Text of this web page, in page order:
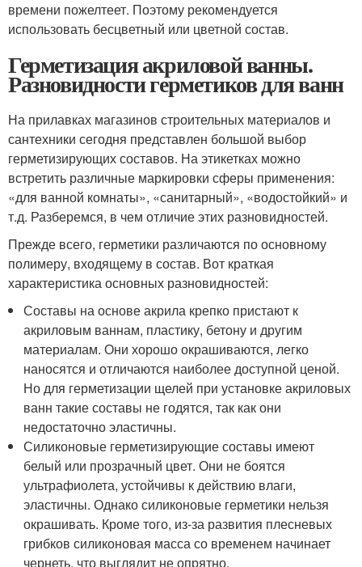
времени пожелтеет. Поэтому рекомендуется
использовать бесцветный или цветной состав.
Герметизация акриловой ванны.
Разновидности герметиков для ванн
На прилавках магазинов строительных материалов и
сантехники сегодня представлен большой выбор
герметизирующих составов. На этикетках можно
встретить различные маркировки сферы применения:
«для ванной комнаты», «санитарный», «водостойкий» и
т.д. Разберемся, в чем отличие этих разновидностей.
Прежде всего, герметики различаются по основному
полимеру, входящему в состав. Вот краткая
характеристика основных разновидностей:
Составы на основе акрила крепко пристают к
акриловым ваннам, пластику, бетону и другим
материалам. Они хорошо окрашиваются, легко
наносятся и отличаются наиболее доступной ценой.
Но для герметизации щелей при установке акриловых
ванн такие составы не годятся, так как они
недостаточно эластичны.
Силиконовые герметизирующие составы имеют
белый или прозрачный цвет. Они не боятся
ультрафиолета, устойчивы к действию влаги,
эластичны. Однако силиконовые герметики нельзя
окрашивать. Кроме того, из-за развития плесневых
грибков силиконовая масса со временем начинает
чернеть, что выглядит не опрятно.